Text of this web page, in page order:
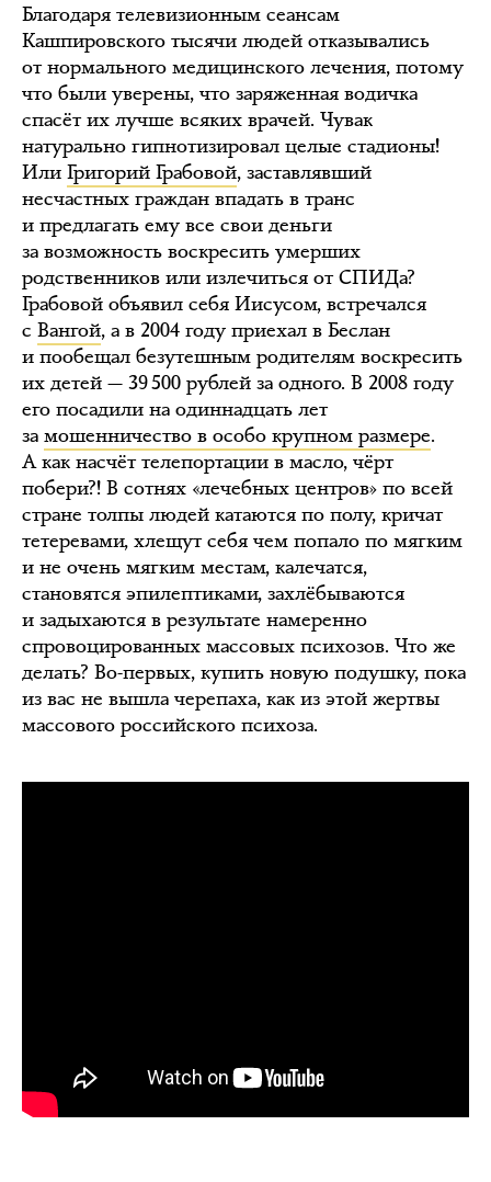
Благодаря телевизионным сеансам
Кашпировского тысячи людей отказывались
от нормального медицинского лечения, потому
что были уверены, что заряженная водичка
спасёт их лучше всяких врачей. Чувак
натурально гипнотизировал целые стадионы!
Или Григорий Грабовой, заставлявший
несчастных граждан впадать в транс
и предлагать ему все свои деньги
за возможность воскресить умерших
родственников или излечиться от СПИДа?
Грабовой объявил себя Иисусом, встречался
с Вангой, а в 2004 году приехал в Беслан
и пообещал безутешным родителям воскресить
их детей — 39 500 рублей за одного. В 2008 году
его посадили на одиннадцать лет
за мошенничество в особо крупном размере.
А как насчёт телепортации в масло, чёрт
побери?! В сотнях «лечебных центров» по всей
стране толпы людей катаются по полу, кричат
тетеревами, хлещут себя чем попало по мягким
и не очень мягким местам, калечатся,
становятся эпилептиками, захлёбываются
и задыхаются в результате намеренно
спровоцированных массовых психозов. Что же
делать? Во-первых, купить новую подушку, пока
из вас не вышла черепаха, как из этой жертвы
массового российского психоза.